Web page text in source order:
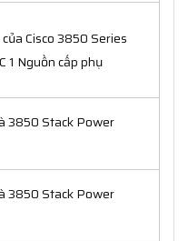
Cisco 3850 Series
1 Nguồn cấp phụ
3850 Stack Power
3850 Stack Power